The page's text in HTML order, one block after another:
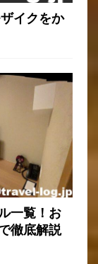
イクをか
一覧！お
徹底解説